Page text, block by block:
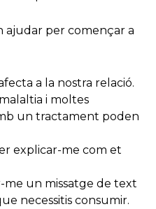
ajudar per començar a
a la nostra relació.
i moltes
un tractament poden
explicar-me com et
un missatge de text
necessitis consumir.